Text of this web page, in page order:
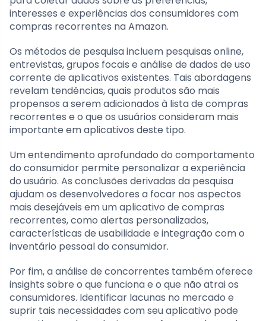
interesses e experiências dos consumidores com
compras recorrentes na Amazon.
Os métodos de pesquisa incluem pesquisas online,
entrevistas, grupos focais e análise de dados de uso
corrente de aplicativos existentes. Tais abordagens
revelam tendências, quais produtos são mais
propensos a serem adicionados à lista de compras
recorrentes e o que os usuários consideram mais
importante em aplicativos deste tipo.
Um entendimento aprofundado do comportamento
do consumidor permite personalizar a experiência
do usuário. As conclusões derivadas da pesquisa
ajudam os desenvolvedores a focar nos aspectos
mais desejáveis em um aplicativo de compras
recorrentes, como alertas personalizados,
características de usabilidade e integração com o
inventário pessoal do consumidor.
Por fim, a análise de concorrentes também oferece
insights sobre o que funciona e o que não atrai os
consumidores. Identificar lacunas no mercado e
suprir tais necessidades com seu aplicativo pode